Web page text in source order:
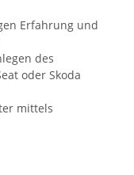
Erfahrung und
des
oder Skoda
mittels